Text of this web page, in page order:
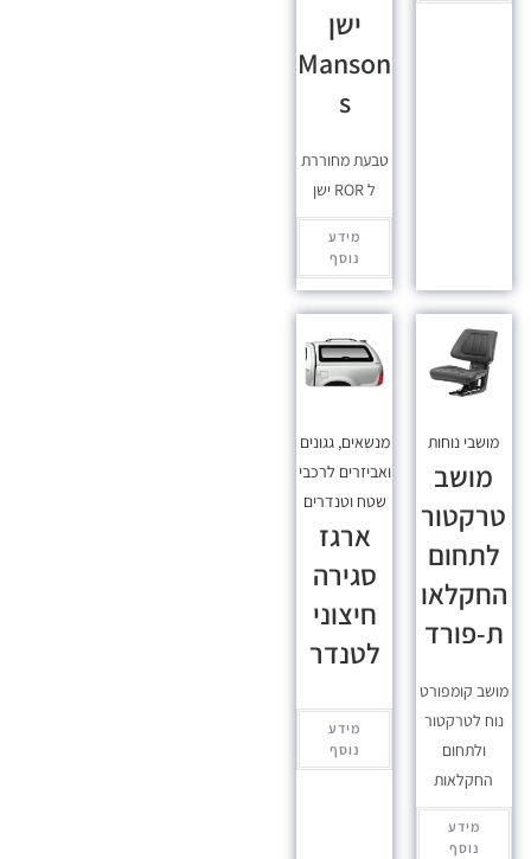
ישן
Manson
s
טבעת מחוררת
מידע
נוסף
מושבי נוחות
מושב
טרקטור
לתחום
החקלאו
ת-פורד
מושב קומפורט
נוח לטרקטור
ולתחום
החקלאות
מידע
נוסף
מנשאים, גגונים
ואביזרים לרכבי
שטח וטנדרים
ארגז
סגירה
חיצוני
לטנדר
מידע
נוסף